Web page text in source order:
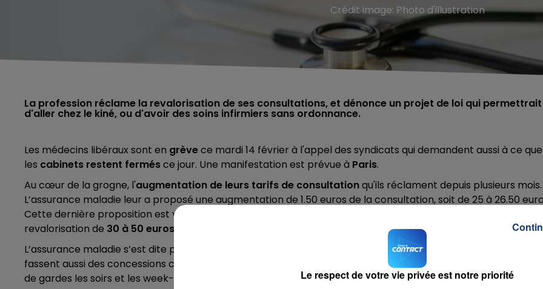
Crédit image: Photo d'illustration
La profession réclame la revalorisation de ses consultations, et dénonce un projet de loi qui permettrait
d'aller chez le kiné, ou d'avoir des soins infirmiers sans ordonnance.
Les médecins libéraux sont en grèvece mardi 14 février à l'appel des syndicats qui demandent aussi à ce que
les cabinets restent fermésce jour. Une manifestation est prévue à Paris.
Au cœur de la grogne, l'augmentation de leurs tarifs de consultationqu'ils réclament depuis plusieurs mois.
L’assurance maladie leur a proposé une augmentation de 1.50 euros de la consultation, soit de 25 à 26.50
Cette dernière proposition est vécue comme une provocation par les médecins qui demandent une
revalorisation de 30 à 50 euros notamment
le collectif médecins pour demain.
L’assurance maladie s’est dite prête à faire un effort, mais à la seule et unique condition que les médecins
fassent aussi des concessions comme la prise en charge de patients supplémentaires et assurer davantage
de gardes les soirs et les week-ends.
Le respect de votre vie privée est notre priorité